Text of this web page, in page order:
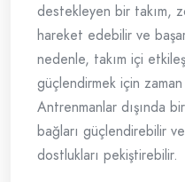
destekleyen bir takım,
hareket edebilir ve
nedenle, takım içi
güçlendirmek için zaman
Antrenmanlar dışında
bağları güçlendirebilir
dostlukları pekiştirebilir.